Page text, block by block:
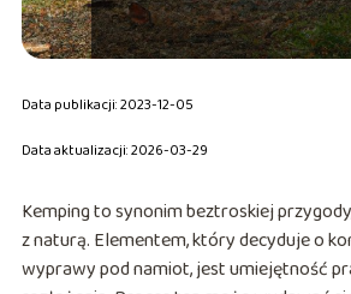
Data publikacji: 2023-12-05
Data aktualizacji: 2026-03-29
Kemping to synonim beztroskiej
z naturą. Elementem, który decyduje o
wyprawy pod namiot, jest umiejętność